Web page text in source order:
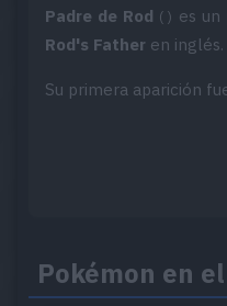
Padre de Rod ( ) es un
Rod's Father en inglés.
Su primera aparición
Pokémon en